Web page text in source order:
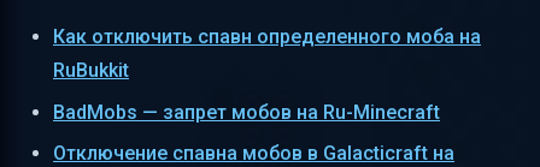
Как отключить спавн определенного моба на
RuBukkit
BadMobs — запрет мобов на Ru-Minecraft
Отключение спавна мобов в Galacticraft на